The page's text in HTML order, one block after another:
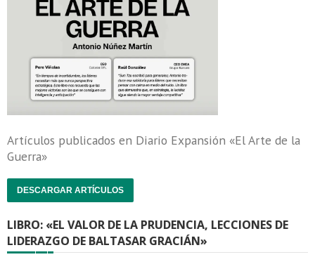
Artículos publicados en Diario Expansión «El Arte de la
Guerra»
DESCARGAR ARTÍCULOS
LIBRO: «EL VALOR DE LA PRUDENCIA, LECCIONES DE
LIDERAZGO DE BALTASAR GRACIÁN»